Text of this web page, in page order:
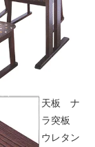
天板 ナ
ラ突板
ウレタン